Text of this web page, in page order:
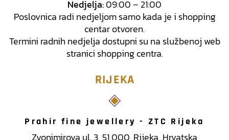
Nedjelja:09:00 – 21:00
Poslovnica radi nedjeljom samo kada je i shopping
centar otvoren.
Termini radnih nedjelja dostupni su na službenoj web
stranici shopping centra.
RIJEKA
Prahir fine jewellery - ZTC Rijeka